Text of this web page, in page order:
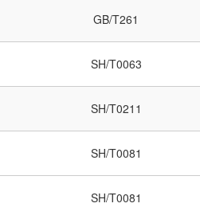
GB/T261
SH/T0063
SH/T0211
SH/T0081
SH/T0081